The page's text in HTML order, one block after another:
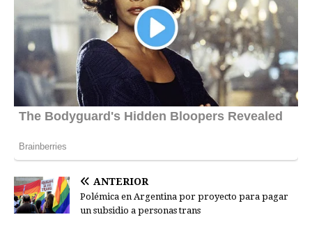
ANTERIOR
Polémica en Argentina por proyecto para pagar
un subsidio a personas trans